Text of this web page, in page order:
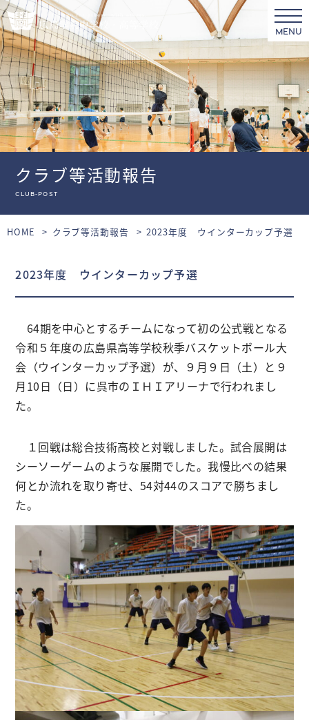
MENU
クラブ等活動報告
club-post
HOME クラブ等活動報告 2023年度 ウインターカップ予選
2023年度 ウインターカップ予選
64期を中心とするチームになって初の公式戦となる
令和５年度の広島県高等学校秋季バスケットボール大
会（ウインターカップ予選）が、９月９日（土）と９
月10日（日）に呉市のＩＨＩアリーナで行われまし
た。
１回戦は総合技術高校と対戦しました。試合展開は
シーソーゲームのような展開でした。我慢比べの結果
何とか流れを取り寄せ、54対44のスコアで勝ちまし
た。